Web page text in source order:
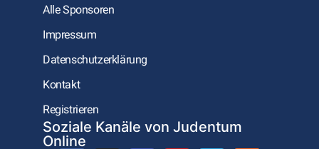
Alle Sponsoren
Impressum
Datenschutzerklärung
Kontakt
Registrieren
Soziale Kanäle von Judentum
Online